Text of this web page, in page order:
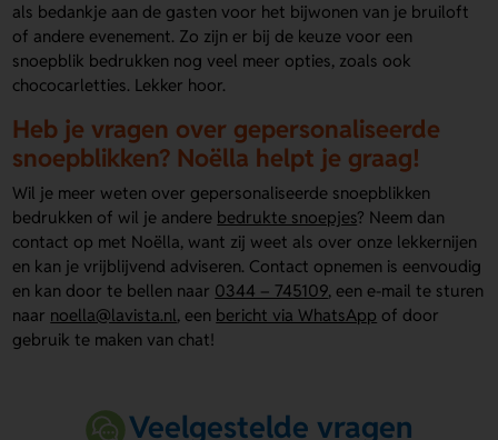
als bedankje aan de gasten voor het bijwonen van je bruiloft
of andere evenement. Zo zijn er bij de keuze voor een
snoepblik bedrukken nog veel meer opties, zoals ook
chococarletties. Lekker hoor.
Heb je vragen over gepersonaliseerde
snoepblikken? Noëlla helpt je graag!
Wil je meer weten over gepersonaliseerde snoepblikken
bedrukken of wil je andere bedrukte snoepjes? Neem dan
contact op met Noëlla, want zij weet als over onze lekkernijen
en kan je vrijblijvend adviseren. Contact opnemen is eenvoudig
en kan door te bellen naar 0344 – 745109, een e-mail te sturen
naar noella@lavista.nl, een bericht via WhatsApp of door
gebruik te maken van chat!
Veelgestelde vragen